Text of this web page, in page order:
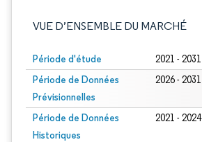
VUE D’ENSEMBLE DU MARCHÉ
Période d'étude 2021 - 2031
Période de Données
Prévisionnelles
2026 - 2031
Période de Données
Historiques
2021 - 2024